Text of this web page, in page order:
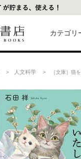
カテゴリ
> 人文科学 > ［文庫］猫を